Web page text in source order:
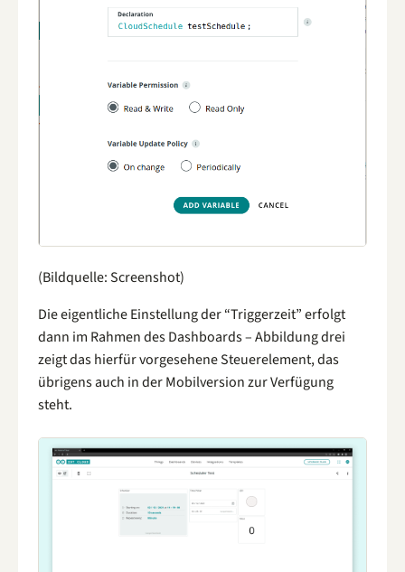
(Bildquelle: Screenshot)
Die eigentliche Einstellung der “Triggerzeit” erfolgt
dann im Rahmen des Dashboards – Abbildung drei
zeigt das hierfür vorgesehene Steuerelement, das
übrigens auch in der Mobilversion zur Verfügung
steht.